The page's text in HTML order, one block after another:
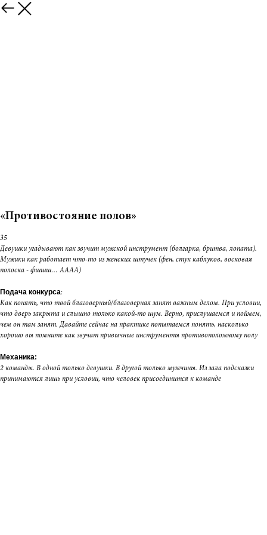
«Противостояние полов»
35
Девушки угадывают как звучит мужской инструмент (болгарка, бритва, лопата).
Мужики как работает что-то из женских штучек (фен, стук каблуков, восковая
полоска - фшшш… АААА)
Подача конкурса:
Как понять, что твой благоверный/благоверная занят важным делом. При условии,
что дверь закрыта и слышно только какой-то шум. Верно, прислушаемся и поймем,
чем он там занят. Давайте сейчас на практике попытаемся понять, насколько
хорошо вы помните как звучат привычные инструменты противоположному полу
Механика:
2 команды. В одной только девушки. В другой только мужчины. Из зала подсказки
принимаются лишь при условии, что человек присоединится к команде